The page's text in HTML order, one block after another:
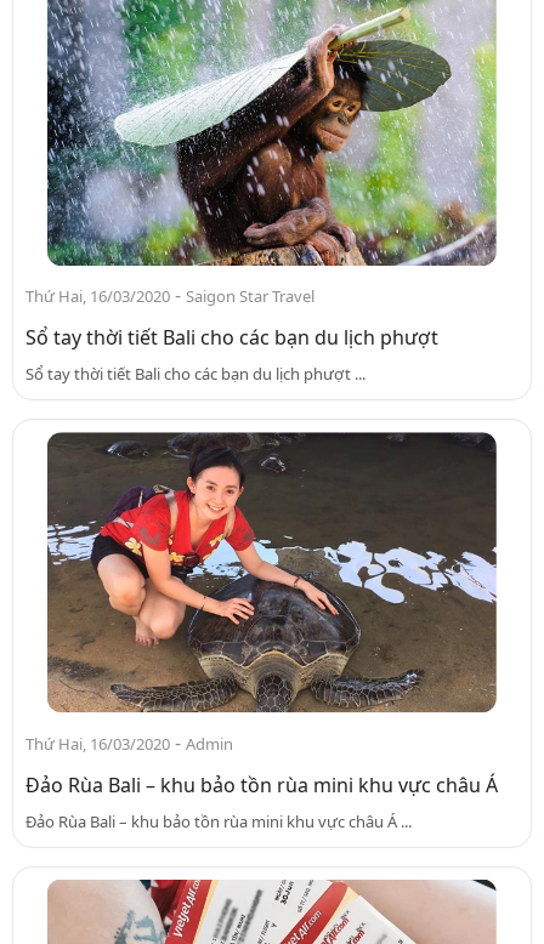
Thứ Hai, 16/03/2020 - Saigon Star Travel
Sổ tay thời tiết Bali cho các bạn du lịch phượt
Sổ tay thời tiết Bali cho các bạn du lịch phượt ...
Thứ Hai, 16/03/2020 - Admin
Đảo Rùa Bali – khu bảo tồn rùa mini khu vực châu Á
Đảo Rùa Bali – khu bảo tồn rùa mini khu vực châu Á ...